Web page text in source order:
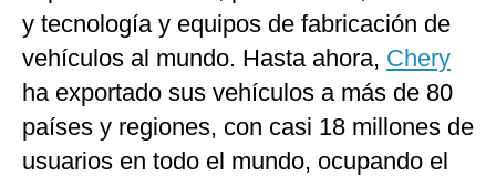
y tecnología y equipos de fabricación de
vehículos al mundo. Hasta ahora, Chery
ha exportado sus vehículos a más de 80
países y regiones, con casi 18 millones de
usuarios en todo el mundo, ocupando el